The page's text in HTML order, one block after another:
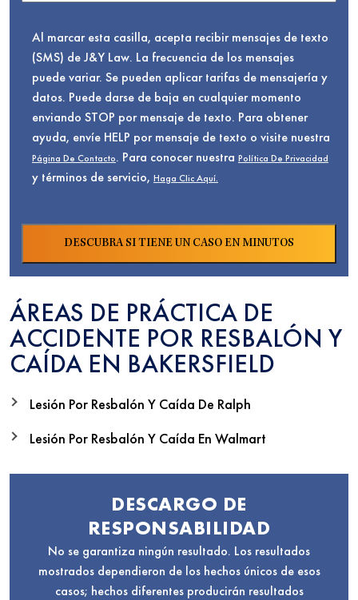
Al marcar esta casilla, acepta recibir mensajes de texto
(SMS) de J&Y Law. La frecuencia de los mensajes
puede variar. Se pueden aplicar tarifas de mensajería y
datos. Puede darse de baja en cualquier momento
enviando STOP por mensaje de texto. Para obtener
ayuda, envíe HELP por mensaje de texto o visite nuestra
Página De Contacto. Para conocer nuestra Política De Privacidad
y términos de servicio, Haga Clic Aquí.
ÁREAS DE PRÁCTICA DE
ACCIDENTE POR RESBALÓN Y
CAÍDA EN BAKERSFIELD
Lesión Por Resbalón Y Caída De Ralph
Lesión Por Resbalón Y Caída En Walmart
DESCARGO DE
RESPONSABILIDAD
No se garantiza ningún resultado. Los resultados
mostrados dependieron de los hechos únicos de esos
casos; hechos diferentes producirán resultados